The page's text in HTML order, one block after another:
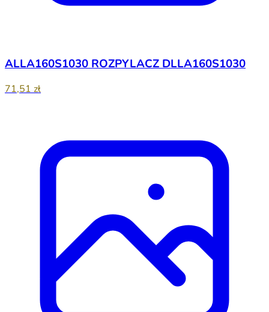
ALLA160S1030 ROZPYLACZ DLLA160S1030
71,51 zł